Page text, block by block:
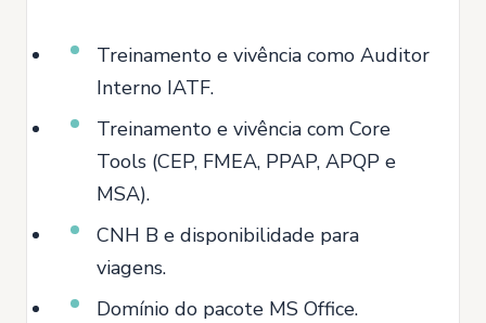
Treinamento e vivência como Auditor
Interno IATF.
Treinamento e vivência com Core
Tools (CEP, FMEA, PPAP, APQP e
MSA).
CNH B e disponibilidade para
viagens.
Domínio do pacote MS Office.